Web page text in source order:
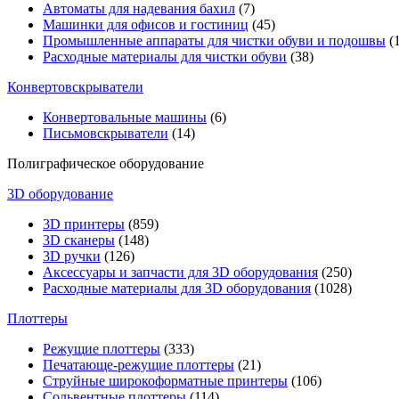
Автоматы для надевания бахил (7)
Машинки для офисов и гостиниц (45)
Промышленные аппараты для чистки обуви и подошвы
Расходные материалы для чистки обуви (38)
Конвертовскрыватели
Конвертовальные машины (6)
Письмовскрыватели (14)
Полиграфическое оборудование
3D оборудование
3D принтеры (859)
3D сканеры (148)
3D ручки (126)
Аксессуары и запчасти для 3D оборудования (250)
Расходные материалы для 3D оборудования (1028)
Плоттеры
Режущие плоттеры (333)
Печатающе-режущие плоттеры (21)
Струйные широкоформатные принтеры (106)